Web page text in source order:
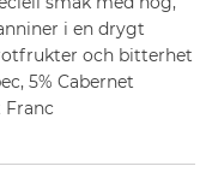
i en drygt
och bitterhet
5% Cabernet
Franc